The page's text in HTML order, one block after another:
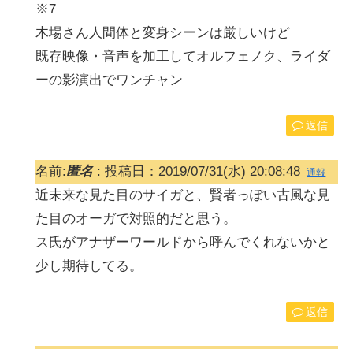
※7
木場さん人間体と変身シーンは厳しいけど
既存映像・音声を加工してオルフェノク、ライダ
ーの影演出でワンチャン
返信
名前:匿名: 投稿日：2019/07/31(水) 20:08:48 通報
近未来な見た目のサイガと、賢者っぽい古風な見
た目のオーガで対照的だと思う。
ス氏がアナザーワールドから呼んでくれないかと
少し期待してる。
返信